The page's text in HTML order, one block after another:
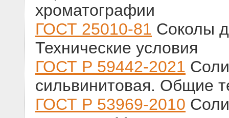
хроматографии
ГОСТ 25010-81 Соколы
Технические условия
ГОСТ Р 59442-2021
сильвинитовая. Общие
ГОСТ Р 53969-2010